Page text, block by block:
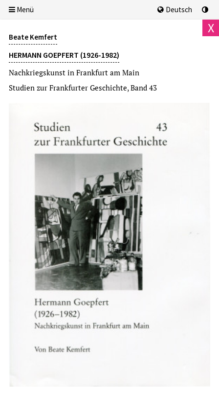
X
Beate Kemfert
HERMANN GOEPFERT (1926-1982)
Nachkriegskunst in Frankfurt am Main
Studien zur Frankfurter Geschichte, Band 43
Menü Deutsch
Institut für Stadtgeschichte
JAHRESBERICHT 2024